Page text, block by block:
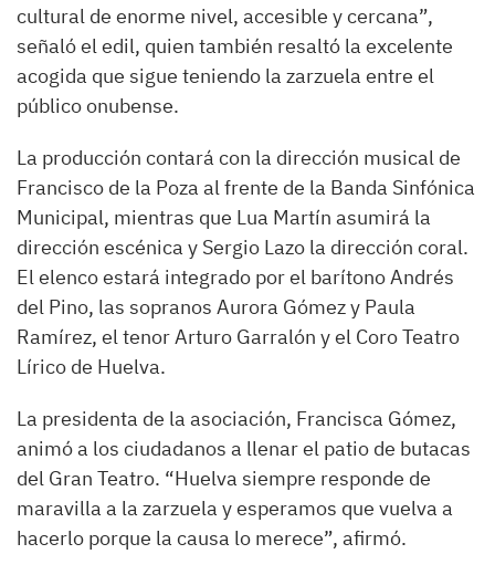
cultural de enorme nivel, accesible y cercana”,
señaló el edil, quien también resaltó la excelente
acogida que sigue teniendo la zarzuela entre el
público onubense.
La producción contará con la dirección musical de
Francisco de la Poza al frente de la Banda Sinfónica
Municipal, mientras que Lua Martín asumirá la
dirección escénica y Sergio Lazo la dirección coral.
El elenco estará integrado por el barítono Andrés
del Pino, las sopranos Aurora Gómez y Paula
Ramírez, el tenor Arturo Garralón y el Coro Teatro
Lírico de Huelva.
La presidenta de la asociación, Francisca Gómez,
animó a los ciudadanos a llenar el patio de butacas
del Gran Teatro. “Huelva siempre responde de
maravilla a la zarzuela y esperamos que vuelva a
hacerlo porque la causa lo merece”, afirmó.